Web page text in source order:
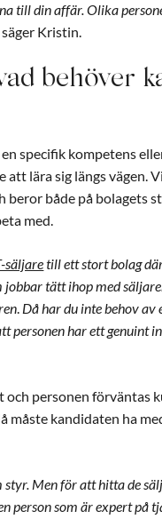
till din affär. Olika
säger Kristin.
behöver
specifik kompetens
lära sig längs vägen.
beror både på bolagets
med.
säljaretill ett stort bolag
tätt ihop med
. Då har du inte behov av
personen har ett genuint
personen förväntas
kandidaten ha
styr. Men för att hitta de
person som är expert på